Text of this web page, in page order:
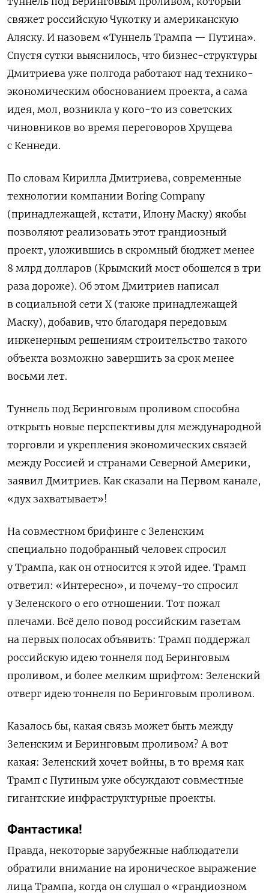
свяжет российскую Чукотку и американскую
Аляску. И назовем «Туннель Трампа — Путина».
Спустя сутки выяснилось, что бизнес-структуры
Дмитриева уже полгода работают над технико-
экономическим обоснованием проекта, а сама
идея, мол, возникла у кого-то из советских
чиновников во время переговоров Хрущева
с Кеннеди.
По словам Кирилла Дмитриева, современные
технологии компании Boring Company
(принадлежащей, кстати, Илону Маску) якобы
позволяют реализовать этот грандиозный
проект, уложившись в скромный бюджет менее
8 млрд долларов (Крымский мост обошелся в три
раза дороже). Об этом Дмитриев написал
в социальной сети Х (также принадлежащей
Маску), добавив, что благодаря передовым
инженерным решениям строительство такого
объекта возможно завершить за срок менее
восьми лет.
Туннель под Беринговым проливом способна
открыть новые перспективы для международной
торговли и укрепления экономических связей
между Россией и странами Северной Америки,
заявил Дмитриев. Как сказали на Первом канале,
«дух захватывает»!
На совместном брифинге с Зеленским
специально подобранный человек спросил
у Трампа, как он относится к этой идее. Трамп
ответил: «Интересно», и почему-то спросил
у Зеленского о его отношении. Тот пожал
плечами. Всё дело повод российским газетам
на первых полосах объявить: Трамп поддержал
российскую идею тоннеля под Беринговым
проливом, и более мелким шрифтом: Зеленский
отверг идею тоннеля по Беринговым проливом.
Казалось бы, какая связь может быть между
Зеленским и Беринговым проливом? А вот
какая: Зеленский хочет войны, в то время как
Трамп с Путиным уже обсуждают совместные
гигантские инфраструктурные проекты.
Фантастика!
Правда, некоторые зарубежные наблюдатели
обратили внимание на ироническое выражение
лица Трампа, когда он слушал о «грандиозном